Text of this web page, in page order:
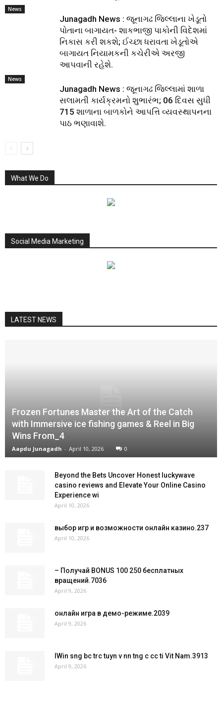
News
Junagadh News : જૂનાગઢ જિલ્લાના ખેડૂતો
પોતાના બાગાયત- શાકભાજી પાકોની વિદેશમાં
નિકાસ કરી શકશે; ઈચ્છા ધરાવતા ખેડૂતોએ
બાગાયત નિયામકની કચેરીએ અરજી
આપવાની રહેશે.
News
Junagadh News : જૂનાગઢ જિલ્લામાં શાળા
સલામતી કાર્યક્રમનો શુભારંભ; 06 દિવસ સુધી
715 શાળાના બાળકોને આપત્તિ વ્યવસ્થાપનના
પાઠ ભણાવાશે.
What We Do
Social Media Marketing
LATEST NEWS
Frozen Fortunes Master the Art of the Catch
with Immersive ice fishing games & Reel in Big
Wins From_4
Aapdu Junagadh - April 10, 2026 0
Beyond the Bets Uncover Honest luckywave
casino reviews and Elevate Your Online Casino
Experience wi
April 10, 2026
выбор игр и возможности онлайн казино.237
April 10, 2026
– Получай BONUS 100 250 бесплатных
вращений.7036
April 9, 2026
онлайн игра в демо-режиме.2039
April 9, 2026
IWin sng bc trc tuyn v nn tng c cc ti Vit Nam.3913
April 9, 2026